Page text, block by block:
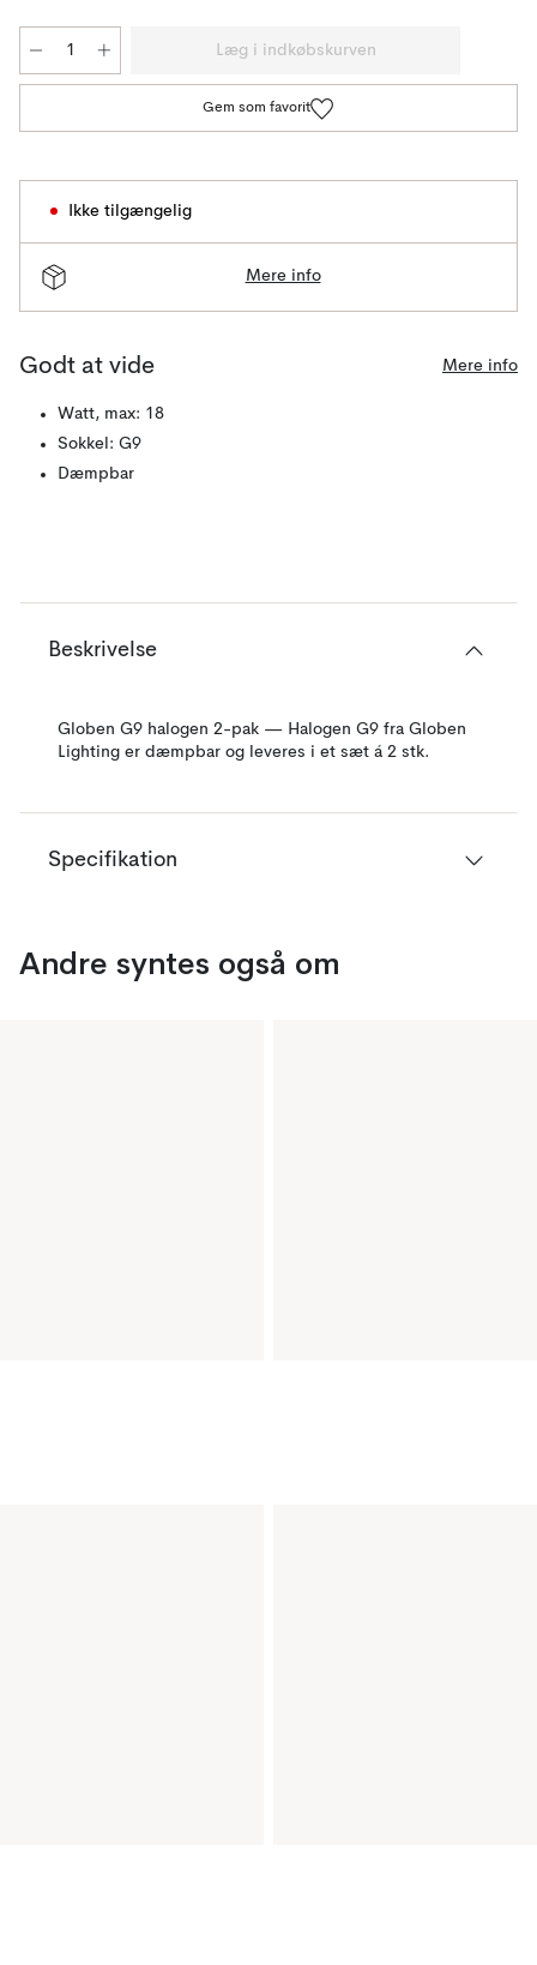
Læg i indkøbskurven
Gem som favorit
Ikke tilgængelig
Mere info
Godt at vide Mere info
Watt, max: 18
Sokkel: G9
Dæmpbar
Beskrivelse
Globen G9 halogen 2-pak — Halogen G9 fra Globen
Lighting er dæmpbar og leveres i et sæt á 2 stk.
Specifikation
Andre syntes også om